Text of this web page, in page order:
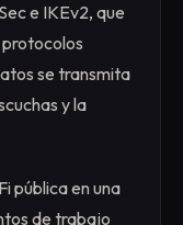
e IKEv2, que
se transmita
y la
pública en una
de trabajo